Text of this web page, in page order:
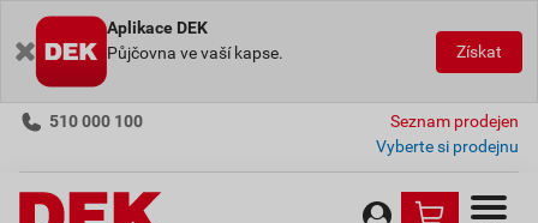
Aplikace DEK
Půjčovna ve vaší kapse.
Získat
510 000 100
Seznam prodejen
Vyberte si prodejnu